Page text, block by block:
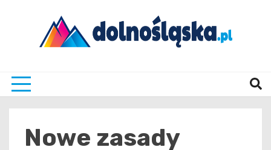
Nowe zasady